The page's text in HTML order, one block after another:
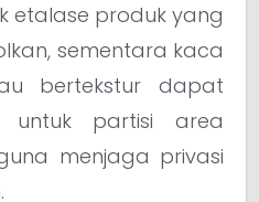
etalase produk yang
sementara kaca
bertekstur dapat
untuk partisi area
menjaga privasi